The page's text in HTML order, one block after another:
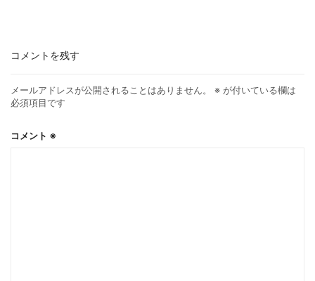
コメントを残す
メールアドレスが公開されることはありません。 ※ が付いている欄は
必須項目です
コメント ※